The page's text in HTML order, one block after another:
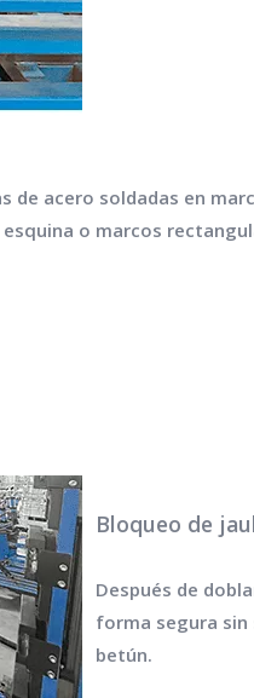
de acero soldadas en
o marcos
Bloqueo de
Después de
forma segura
betún.